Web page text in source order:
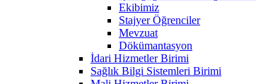
Ekibimiz
Stajyer Öğrenciler
Mevzuat
Dökümantasyon
İdari Hizmetler Birimi
Sağlık Bilgi Sistemleri Birimi